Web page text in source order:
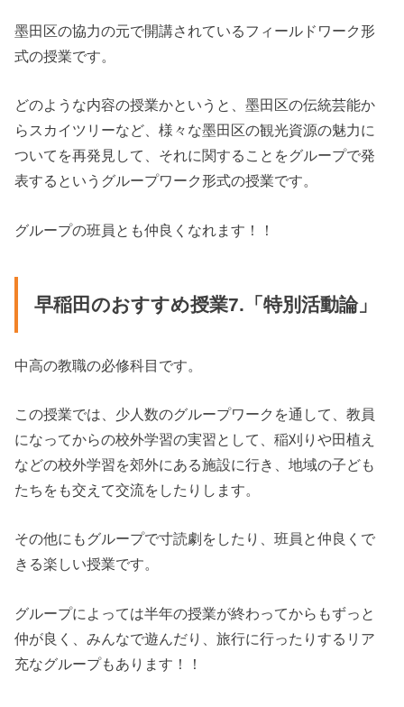
墨田区の協力の元で開講されているフィールドワーク形
式の授業です。
どのような内容の授業かというと、墨田区の伝統芸能か
らスカイツリーなど、様々な墨田区の観光資源の魅力に
ついてを再発見して、それに関することをグループで発
表するというグループワーク形式の授業です。
グループの班員とも仲良くなれます！！
早稲田のおすすめ授業7.「特別活動論」
中高の教職の必修科目です。
この授業では、少人数のグループワークを通して、教員
になってからの校外学習の実習として、稲刈りや田植え
などの校外学習を郊外にある施設に行き、地域の子ども
たちをも交えて交流をしたりします。
その他にもグループで寸読劇をしたり、班員と仲良くで
きる楽しい授業です。
グループによっては半年の授業が終わってからもずっと
仲が良く、みんなで遊んだり、旅行に行ったりするリア
充なグループもあります！！